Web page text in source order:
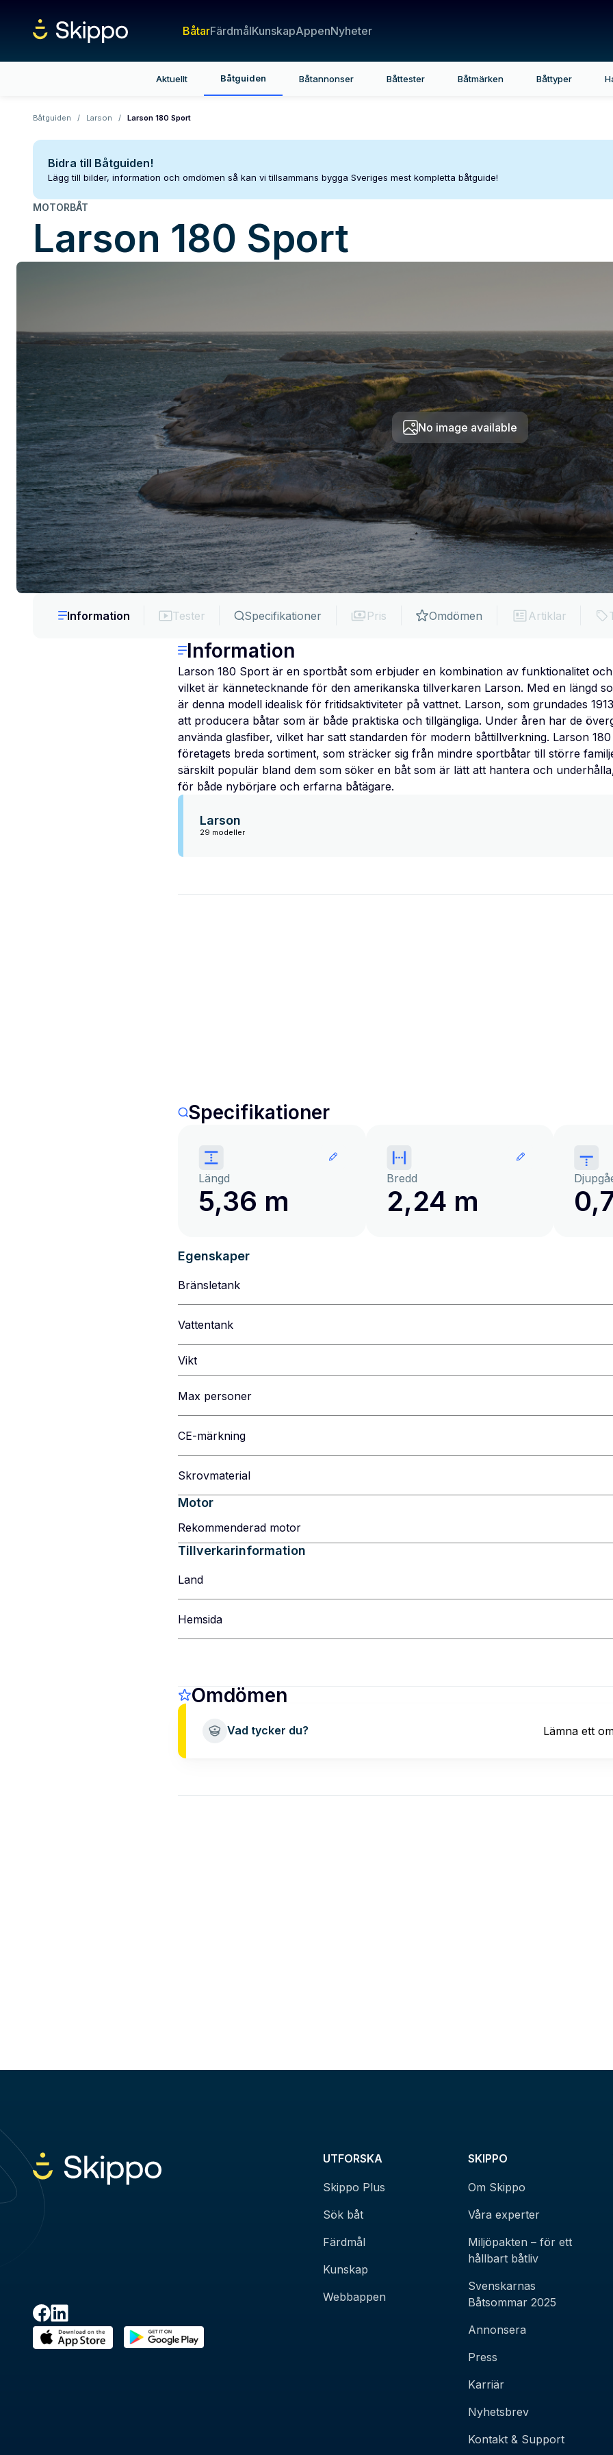
BåtarFärdmålKunskapAppenNyheter
Aktuellt Båtguiden Båtannonser Båttester Båtmärken Båttyper
Båtguiden / Larson / Larson 180 Sport
Bidra till Båtguiden!
Lägg till bilder, information och omdömen så kan vi tillsammans bygga Sveriges mest kompletta båtguide!
MOTORBÅT
Larson 180 Sport
No image available
Information Tester Specifikationer Pris Omdömen Artiklar
Information
Larson 180 Sport är en sportbåt som erbjuder en kombination av funktionalitet
vilket är kännetecknande för den amerikanska tillverkaren Larson. Med en längd
är denna modell idealisk för fritidsaktiviteter på vattnet. Larson, som grundades
att producera båtar som är både praktiska och tillgängliga. Under åren har de
använda glasfiber, vilket har satt standarden för modern båttillverkning. Larson
företagets breda sortiment, som sträcker sig från mindre sportbåtar till större
särskilt populär bland dem som söker en båt som är lätt att hantera och
för både nybörjare och erfarna båtägare.
Larson
29 modeller
Specifikationer
Längd
5,36 m
Bredd
2,24 m
Egenskaper
Bränsletank
Vattentank
Vikt
Max personer
CE-märkning
Skrovmaterial
Motor
Rekommenderad motor
Tillverkarinformation
Land
Hemsida
Omdömen
Vad tycker du? Lämna ett
UTFORSKA
Skippo Plus
Sök båt
Färdmål
Kunskap
Webbappen
SKIPPO
Om Skippo
Våra experter
Miljöpakten – för ett
hållbart båtliv
Svenskarnas
Båtsommar 2025
Annonsera
Press
Karriär
Nyhetsbrev
Kontakt & Support